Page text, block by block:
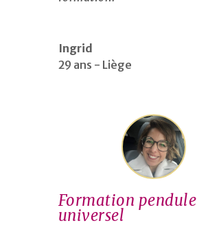
Ingrid
29 ans - Liège
Formation pendule
universel